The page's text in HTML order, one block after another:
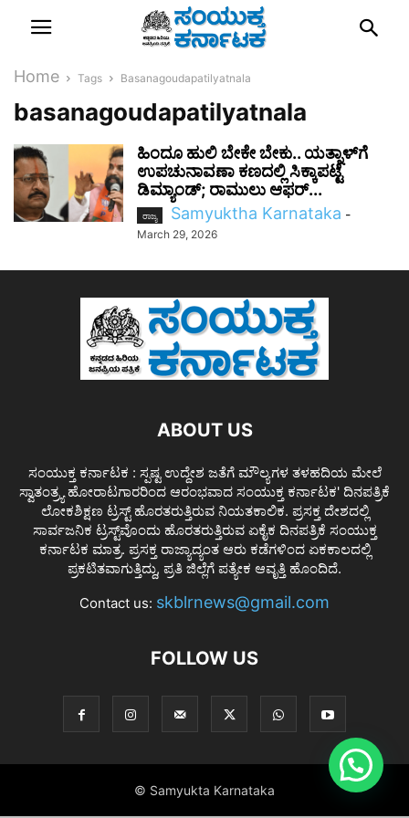
Home Tags Basanagoudapatilyatnala
basanagoudapatilyatnala
ಹಿಂದೂ ಹುಲಿ ಬೇಕೇ ಬೇಕು.. ಯತ್ನಾಳ್‌ಗೆ
ಉಪಚುನಾವಣಾ ಕಣದಲ್ಲಿ ಸಿಕ್ಕಾಪಟ್ಟೆ
ಡಿಮ್ಯಾಂಡ್; ರಾಮುಲು ಆಫರ್...
ರಾಜ್ಯ Samyuktha Karnataka -
March 29, 2026
ABOUT US
ಸಂಯುಕ್ತ ಕರ್ನಾಟಕ : ಸ್ಪಷ್ಟ ಉದ್ದೇಶ ಜತೆಗೆ ಮೌಲ್ಯಗಳ ತಳಹದಿಯ ಮೇಲೆ
ಸ್ವಾತಂತ್ರ್ಯ ಹೋರಾಟಗಾರರಿಂದ ಆರಂಭವಾದ ಸಂಯುಕ್ತ ಕರ್ನಾಟಕ' ದಿನಪತ್ರಿಕೆ
ಲೋಕಶಿಕ್ಷಣ ಟ್ರಸ್ಟ್ ಹೊರತರುತ್ತಿರುವ ನಿಯತಕಾಲಿಕ. ಪ್ರಸಕ್ತ ದೇಶದಲ್ಲಿ
ಸಾರ್ವಜನಿಕ ಟ್ರಸ್ಟ್‌ವೊಂದು ಹೊರತರುತ್ತಿರುವ ಏಕೈಕ ದಿನಪತ್ರಿಕೆ ಸಂಯುಕ್ತ
ಕರ್ನಾಟಕ ಮಾತ್ರ. ಪ್ರಸಕ್ತ ರಾಜ್ಯಾದ್ಯಂತ ಆರು ಕಡೆಗಳಿಂದ ಏಕಕಾಲದಲ್ಲಿ
ಪ್ರಕಟಿತವಾಗುತ್ತಿದ್ದು, ಪ್ರತಿ ಜಿಲ್ಲೆಗೆ ಪತ್ಯೇಕ ಆವೃತ್ತಿ ಹೊಂದಿದೆ.
Contact us: skblrnews@gmail.com
FOLLOW US
© Samyukta Karnataka